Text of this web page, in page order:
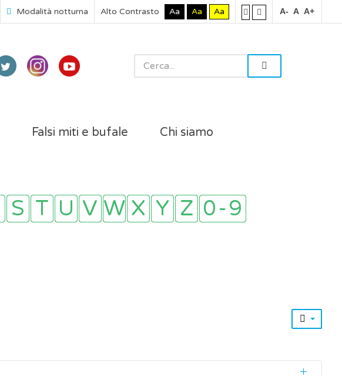
Modalità notturna Alto Contrasto Aa Aa Aa A- A A+
Falsi miti e bufale Chi siamo